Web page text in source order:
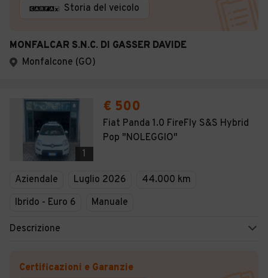
Storia del veicolo
MONFALCAR S.N.C. DI GASSER DAVIDE
Monfalcone (GO)
1
€ 500
Fiat Panda 1.0 FireFly S&S Hybrid
Pop "NOLEGGIO"
Aziendale Luglio 2026
44.000 km
Ibrido - Euro 6
Manuale
Descrizione
Certificazioni e Garanzie